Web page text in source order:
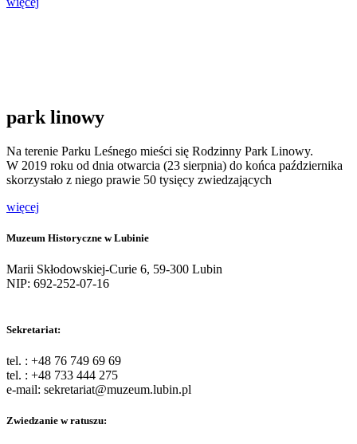
park linowy
Na terenie Parku Leśnego mieści się Rodzinny Park Linowy.
W 2019 roku od dnia otwarcia (23 sierpnia) do końca października
skorzystało z niego prawie 50 tysięcy zwiedzających
więcej
Muzeum Historyczne w Lubinie
Marii Skłodowskiej-Curie 6, 59-300 Lubin
NIP: 692-252-07-16
Sekretariat:
tel. : +48 76 749 69 69
tel. : +48 733 444 275
e-mail: sekretariat@muzeum.lubin.pl
Zwiedzanie w ratuszu: